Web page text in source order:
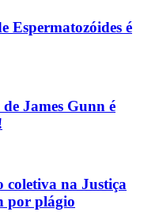
Espermatozóides é
James Gunn é
coletiva na Justiça
por plágio